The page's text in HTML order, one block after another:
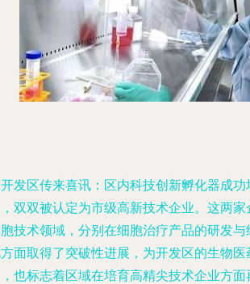
发区传来喜讯：区内科技创新孵化器成
双双被认定为市级高新技术企业。这两
技术领域，分别在细胞治疗产品的研发
面取得了突破性进展，为开发区的生物
也标志着区域在培育高精尖技术企业方面